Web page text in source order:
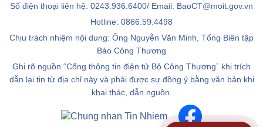
Số điện thoại liên hệ: 0243.936.6400/ Email: BaoCT@moit.gov.vn
Hotline: 0866.59.4498
Chịu trách nhiệm nội dung: Ông Nguyễn Văn Minh, Tổng Biên tập
Báo Công Thương
Ghi rõ nguồn “Cổng thông tin điện tử Bộ Công Thương” khi trích
dẫn lại tin từ địa chỉ này và phải được sự đồng ý bằng văn bản khi
khai thác, dẫn nguồn.